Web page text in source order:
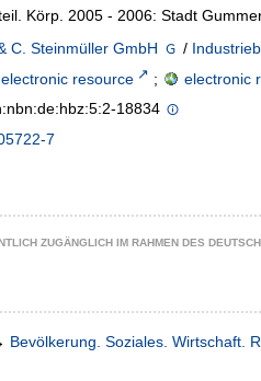
Körp. 2005 - 2006: Stadt
C. Steinmüller GmbH /
electronic resource ;
electronic
18834
7
ZUGÄNGLICH IM RAHMEN DES
Bevölkerung. Soziales. Wirtschaft.